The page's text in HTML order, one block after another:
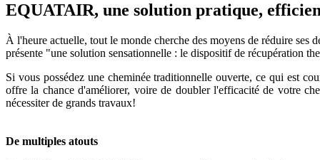
EQUATAIR, une solution pratique,
À l'heure actuelle, tout le monde cherche des moyens de réduire ses
présente "une solution sensationnelle : le dispositif de récupération
Si vous possédez une cheminée traditionnelle ouverte, ce qui est
offre la chance d'améliorer, voire de doubler l'efficacité de votre
nécessiter de grands travaux!
De multiples atouts